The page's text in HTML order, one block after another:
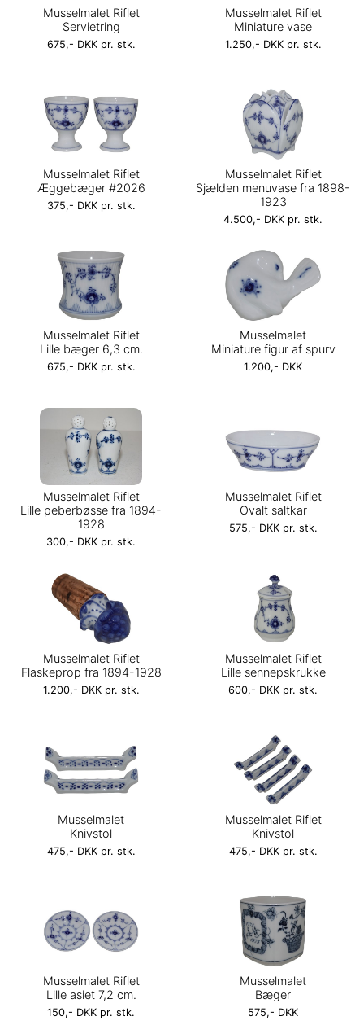
Musselmalet Riflet
Servietring
675,- DKK pr. stk.
Musselmalet Riflet
Miniature vase
1.250,- DKK pr. stk.
Musselmalet Riflet
Æggebæger #2026
375,- DKK pr. stk.
Musselmalet Riflet
Sjælden menuvase fra 1898-
1923
4.500,- DKK pr. stk.
Musselmalet Riflet
Lille bæger 6,3 cm.
675,- DKK pr. stk.
Musselmalet
Miniature figur af spurv
1.200,- DKK
Musselmalet Riflet
Lille peberbøsse fra 1894-
1928
300,- DKK pr. stk.
Musselmalet Riflet
Ovalt saltkar
575,- DKK pr. stk.
Musselmalet Riflet
Flaskeprop fra 1894-1928
1.200,- DKK pr. stk.
Musselmalet Riflet
Lille sennepskrukke
600,- DKK pr. stk.
Musselmalet
Knivstol
475,- DKK pr. stk.
Musselmalet Riflet
Knivstol
475,- DKK pr. stk.
Musselmalet Riflet
Lille asiet 7,2 cm.
150,- DKK pr. stk.
Musselmalet
Bæger
575,- DKK